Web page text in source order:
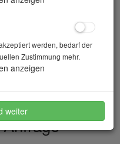
EN 1097-3
*
werden, bedarf der
Zustimmung mehr.
anzeigen
weiter